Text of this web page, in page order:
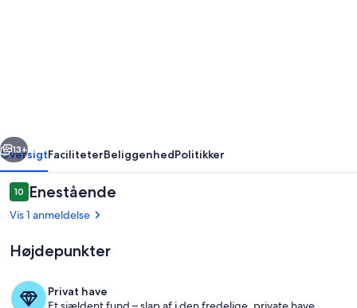
Daytona
Beach,
Florida
(2541936)
Næste
13+
OversigtFaciliteterBeliggenhedPolitikker
Anmeldelser
1010 ud af 10.
Enestående
Vis 1 anmeldelse
Højdepunkter
Privat have